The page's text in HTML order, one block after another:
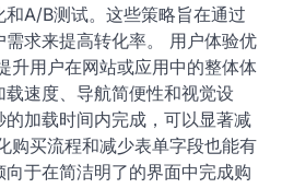
显眼。此外，优化加载速度和
化率的重要因素。 测试实施的
确定测试目标和关键指标，例如
设计A/B测试，通过对比不同
方案。 在测试过程中，确保样
数据结果。测试结束后，分析
调整，持续优化转化率。 转化